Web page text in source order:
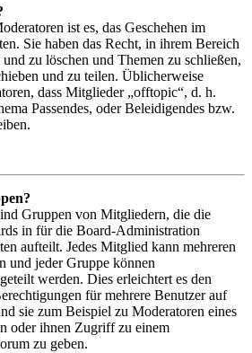
ist es, das Geschehen im
Sie haben das Recht, in ihrem Bereich
zu löschen und Themen zu schließen,
und zu teilen. Üblicherweise
dass Mitglieder „offtopic“, d. h.
Passendes, oder Beleidigendes bzw.
Gruppen von Mitgliedern, die die
in für die Board-Administration
aufteilt. Jedes Mitglied kann mehreren
und jeder Gruppe können
werden. Dies erleichtert es den
für mehrere Benutzer auf
sie zum Beispiel zu Moderatoren eines
oder ihnen Zugriff zu einem
zu geben.